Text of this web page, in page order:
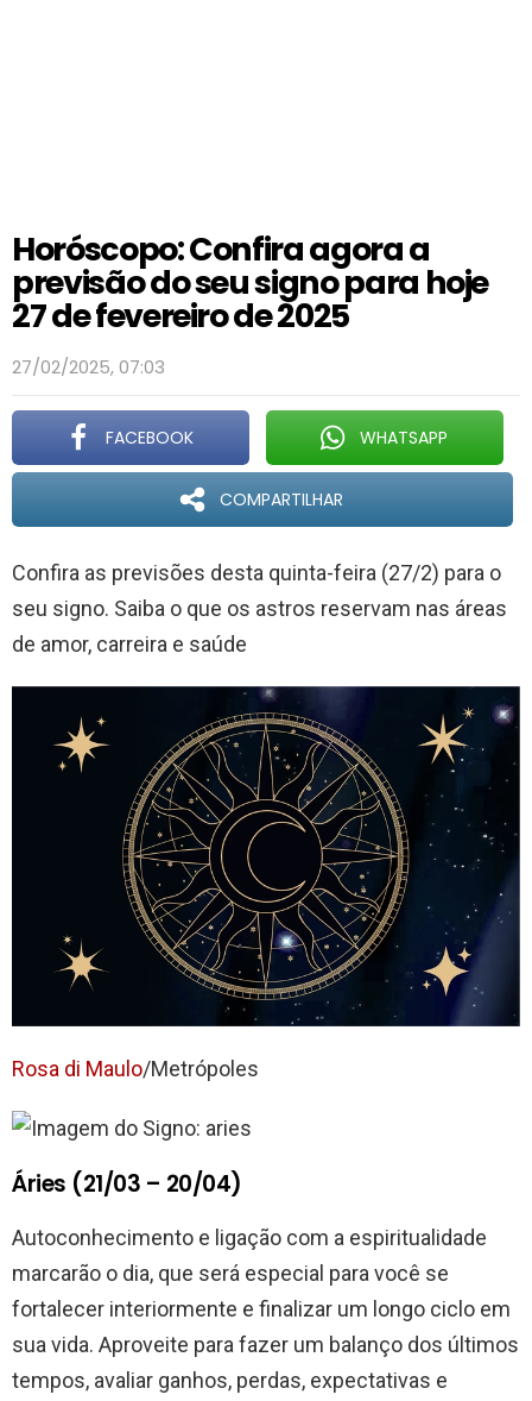
Horóscopo: Confira agora a
previsão do seu signo para hoje
27 de fevereiro de 2025
27/02/2025, 07:03
FACEBOOK WHATSAPP
COMPARTILHAR
Confira as previsões desta quinta-feira (27/2) para o
seu signo. Saiba o que os astros reservam nas áreas
de amor, carreira e saúde
Rosa di Maulo/Metrópoles
Áries (21/03 – 20/04)
Autoconhecimento e ligação com a espiritualidade
marcarão o dia, que será especial para você se
fortalecer interiormente e finalizar um longo ciclo em
sua vida. Aproveite para fazer um balanço dos últimos
tempos, avaliar ganhos, perdas, expectativas e